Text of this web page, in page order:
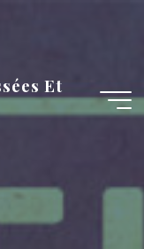
Et